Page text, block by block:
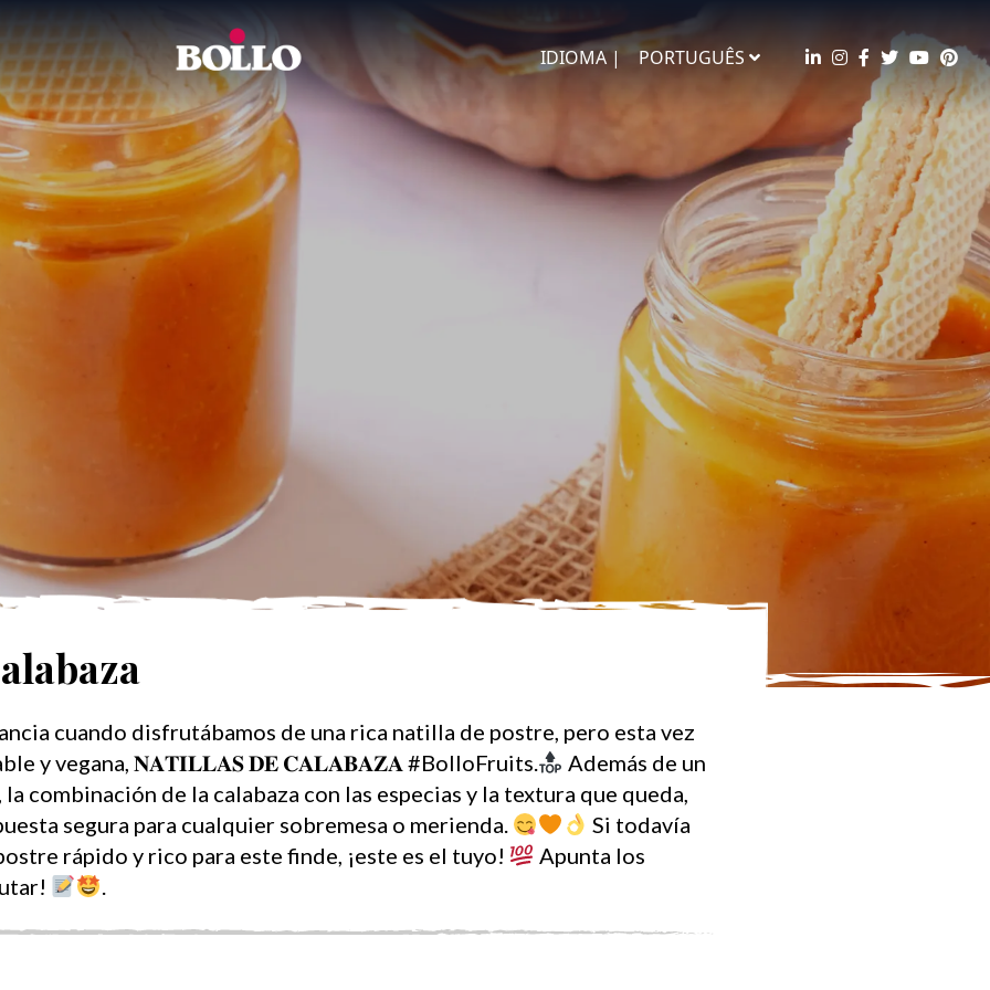
IDIOMA | PORTUGUÊS
cuando disfrutábamos de una rica natilla de postre, pero esta vez
y vegana, 𝐍𝐀𝐓𝐈𝐋𝐋𝐀𝐒 𝐃𝐄 𝐂𝐀𝐋𝐀𝐁𝐀𝐙𝐀 #BolloFruits
Además de un
la combinación de la calabaza con las especias y la textura que queda,
segura para cualquier sobremesa o merienda.
Si todavía
rápido y rico para este finde, ¡este es el tuyo!
Apunta los